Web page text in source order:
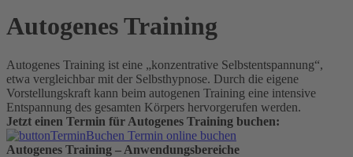
Autogenes Training
Autogenes Training ist eine „konzentrative Selbstentspannung“,
etwa vergleichbar mit der Selbsthypnose. Durch die eigene
Vorstellungskraft kann beim autogenen Training eine intensive
Entspannung des gesamten Körpers hervorgerufen werden.
Jetzt einen Termin für Autogenes Training buchen:
Termin online buchen
Autogenes Training – Anwendungsbereiche